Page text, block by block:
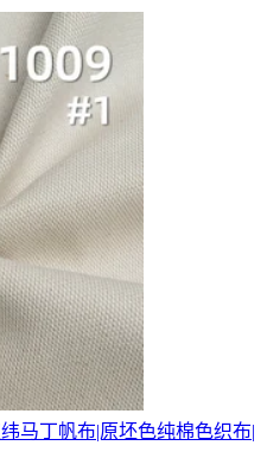
马丁帆布|原坯色纯棉色织布|